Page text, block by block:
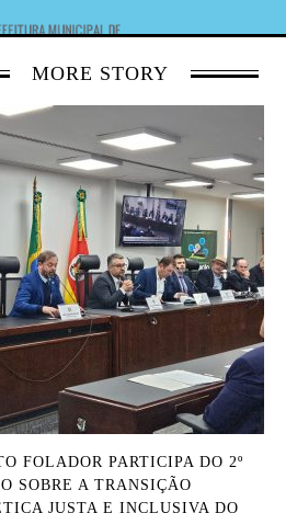
MORE STORY
FOLADOR PARTICIPA DO 2º
SOBRE A TRANSIÇÃO
JUSTA E INCLUSIVA DO